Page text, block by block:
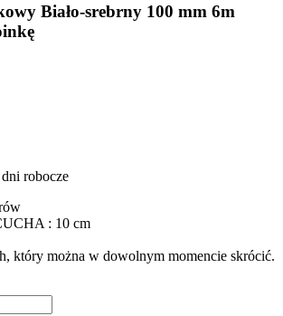
Biało-srebrny 100 mm 6m
robocze
: 10 cm
który można w dowolnym momencie skrócić.